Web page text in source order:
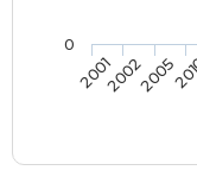
200120022005
0